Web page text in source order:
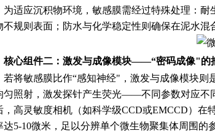
为适应沉积物环境，敏感膜需经过特殊处理：
不规则表面；防水与化学稳定性则确保在泥水混
核心组件二：激发与成像模块——“密码成像"的
若将敏感膜比作“感知神经"，激发与成像模块
匀照射，激发探针产生荧光——不同参数对应不
，高灵敏度相机（如科学级CCD或EMCCD）
达5-10微米，足以分辨单个微生物聚集体周围的